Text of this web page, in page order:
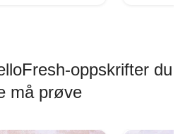
oppskrifter du
må prøve